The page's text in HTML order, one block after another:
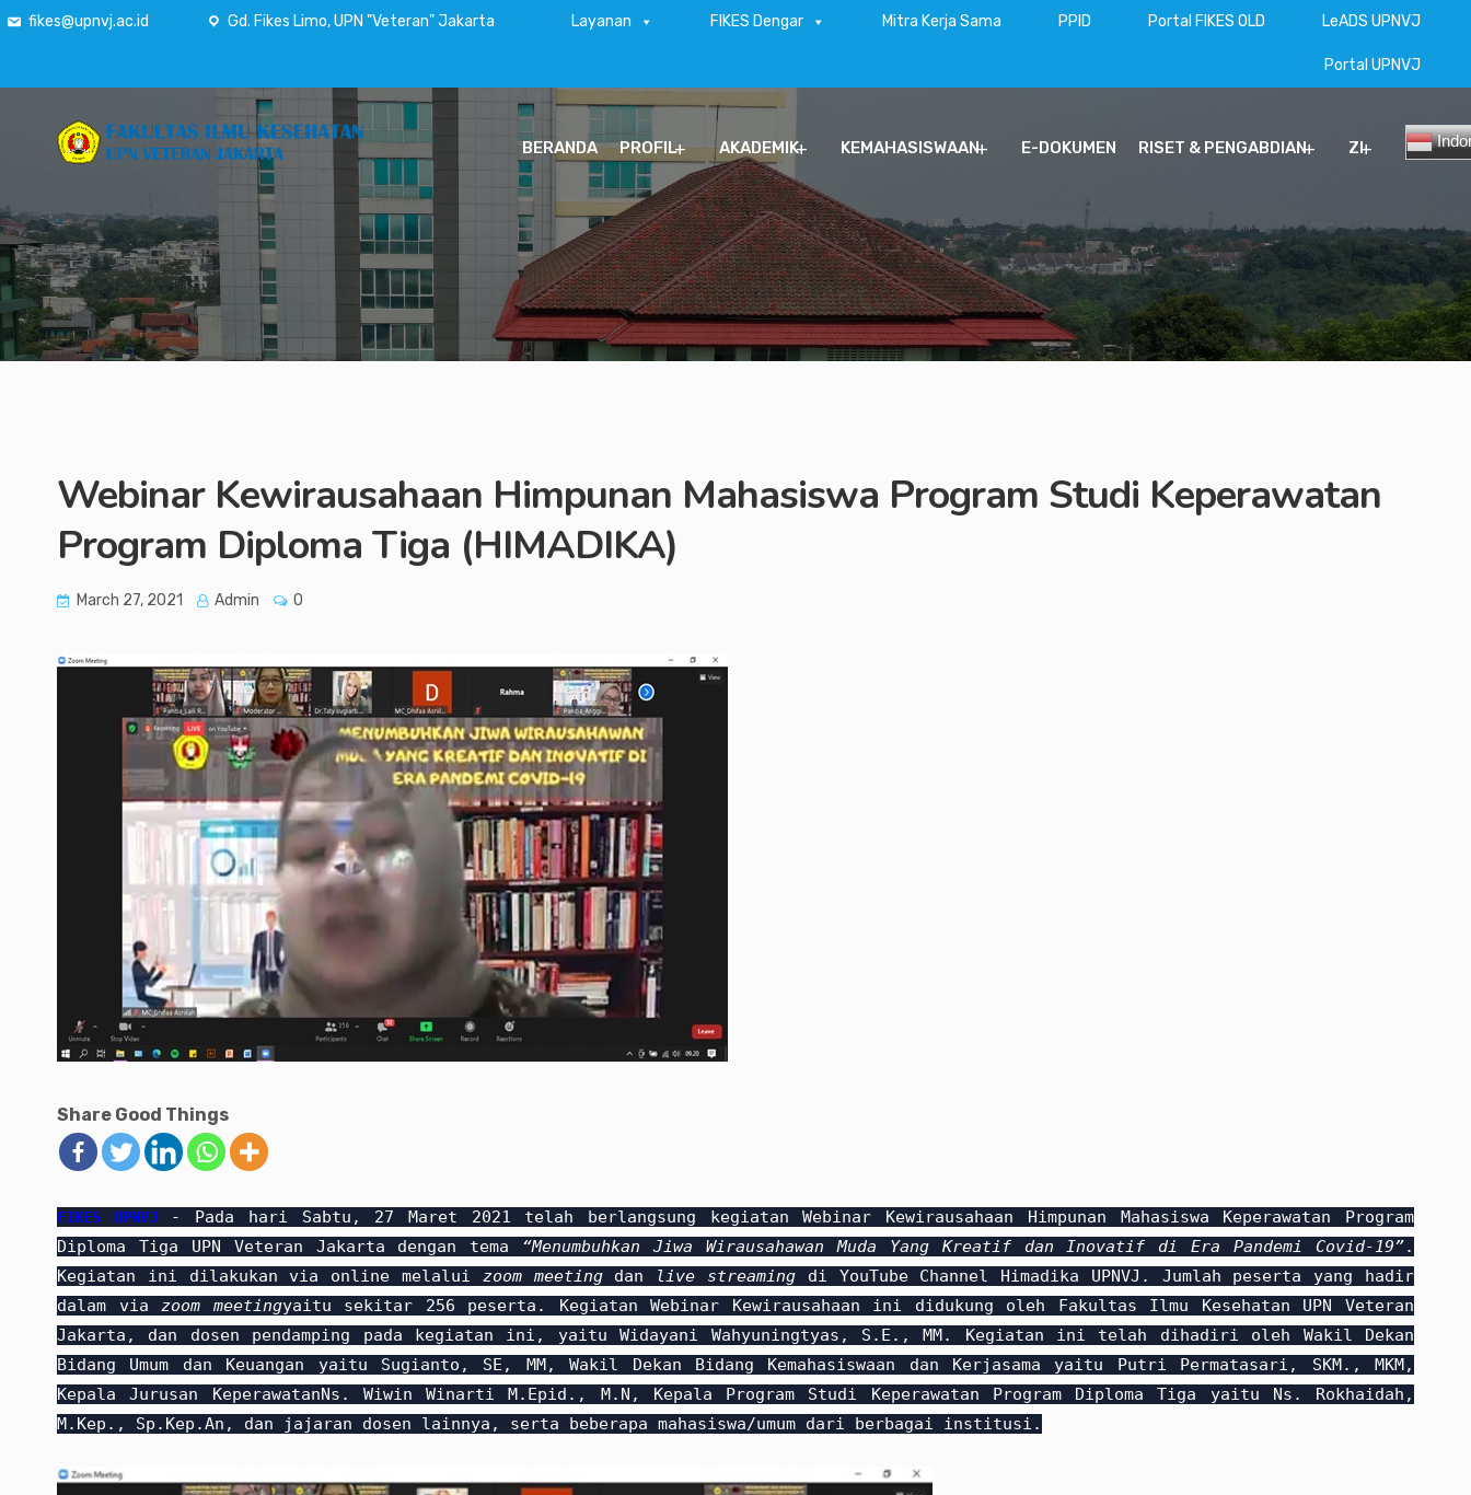
fikes@upnvj.ac.id Gd. Fikes Limo, UPN "Veteran" Jakarta Layanan FIKES Dengar Mitra Kerja Sama PPID Portal FIKES OLD LeADS UPNVJ
Portal UPNVJ
BERANDA PROFIL AKADEMIK KEMAHASISWAAN E-DOKUMEN RISET & PENGABDIAN ZI
Webinar Kewirausahaan Himpunan Mahasiswa Program Studi Keperawatan
Program Diploma Tiga (HIMADIKA)
March 27, 2021 Admin 0
Share Good Things
FIKES UPNVJ
- Pada hari Sabtu, 27 Maret 2021 telah berlangsung kegiatan Webinar Kewirausahaan Himpunan Mahasiswa Keperawatan Program
Diploma Tiga UPN Veteran Jakarta dengan tema “Menumbuhkan Jiwa Wirausahawan Muda Yang Kreatif dan Inovatif di Era Pandemi Covid-19”.
Kegiatan ini dilakukan via online melalui zoom meetingdan live streaming di YouTube Channel Himadika UPNVJ. Jumlah peserta yang hadir
dalam viazoom meetingyaitu sekitar 256 peserta. Kegiatan Webinar Kewirausahaan ini didukung oleh Fakultas Ilmu Kesehatan UPN Veteran
Jakarta, dan dosen pendamping pada kegiatan ini, yaitu Widayani Wahyuningtyas, S.E., MM. Kegiatan ini telah dihadiri oleh Wakil Dekan
Bidang Umum dan Keuangan yaitu Sugianto, SE, MM, Wakil Dekan Bidang Kemahasiswaan dan Kerjasama yaitu Putri Permatasari, SKM., MKM,
Kepala Jurusan KeperawatanNs. Wiwin Winarti M.Epid., M.N, Kepala Program Studi Keperawatan Program Diploma Tiga yaitu Ns. Rokhaidah,
M.Kep., Sp.Kep.An, dan jajaran dosen lainnya, serta beberapa mahasiswa/umum dari berbagai institusi.